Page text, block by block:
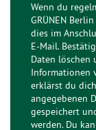
Wenn du
GRÜNEN
dies im
E-Mail.
Daten löschen
Informationen
erklärst du
angegebenen
gespeichert
werden. Du